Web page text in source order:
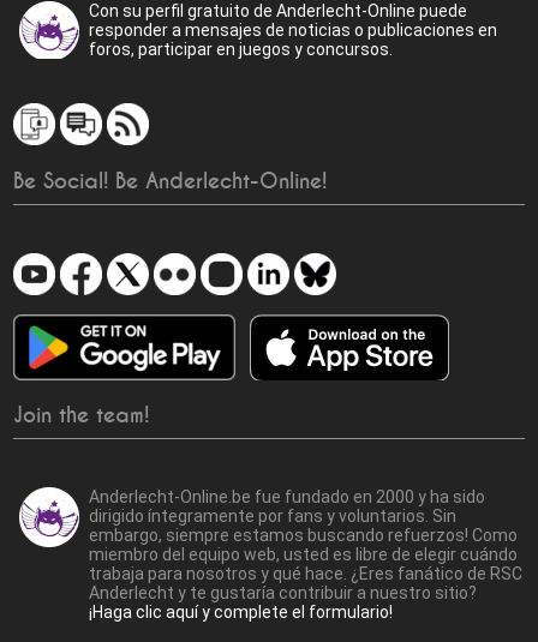
Con su perfil gratuito de Anderlecht-Online puede
responder a mensajes de noticias o publicaciones en
foros, participar en juegos y concursos.
Be Social! Be Anderlecht-Online!
Join the team!
Anderlecht-Online.be fue fundado en 2000 y ha sido
dirigido íntegramente por fans y voluntarios. Sin
embargo, siempre estamos buscando refuerzos! Como
miembro del equipo web, usted es libre de elegir cuándo
trabaja para nosotros y qué hace. ¿Eres fanático de RSC
Anderlecht y te gustaría contribuir a nuestro sitio?
¡Haga clic aquí y complete el formulario!